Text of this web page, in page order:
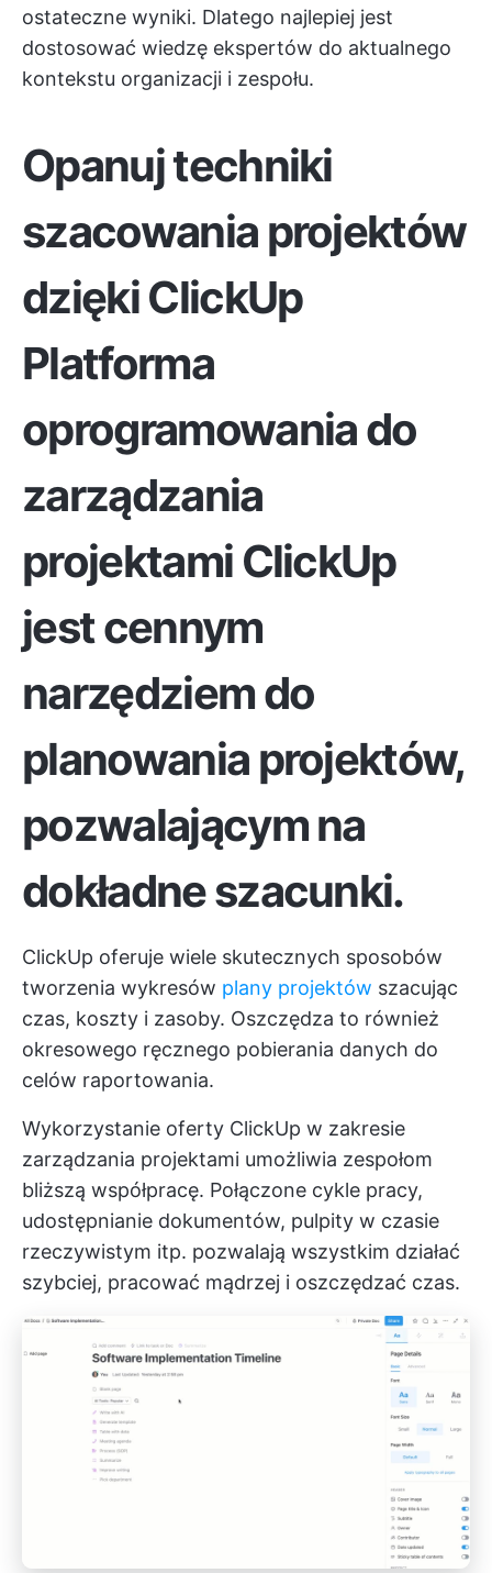
ostateczne wyniki. Dlatego najlepiej jest
dostosować wiedzę ekspertów do aktualnego
kontekstu organizacji i zespołu.
Opanuj techniki
szacowania projektów
dzięki ClickUp
Platforma
oprogramowania do
zarządzania
projektami ClickUp
jest cennym
narzędziem do
planowania projektów,
pozwalającym na
dokładne szacunki.
ClickUp oferuje wiele skutecznych sposobów
tworzenia wykresów plany projektów szacując
czas, koszty i zasoby. Oszczędza to również
okresowego ręcznego pobierania danych do
celów raportowania.
Wykorzystanie oferty ClickUp w zakresie
zarządzania projektami umożliwia zespołom
bliższą współpracę. Połączone cykle pracy,
udostępnianie dokumentów, pulpity w czasie
rzeczywistym itp. pozwalają wszystkim działać
szybciej, pracować mądrzej i oszczędzać czas.